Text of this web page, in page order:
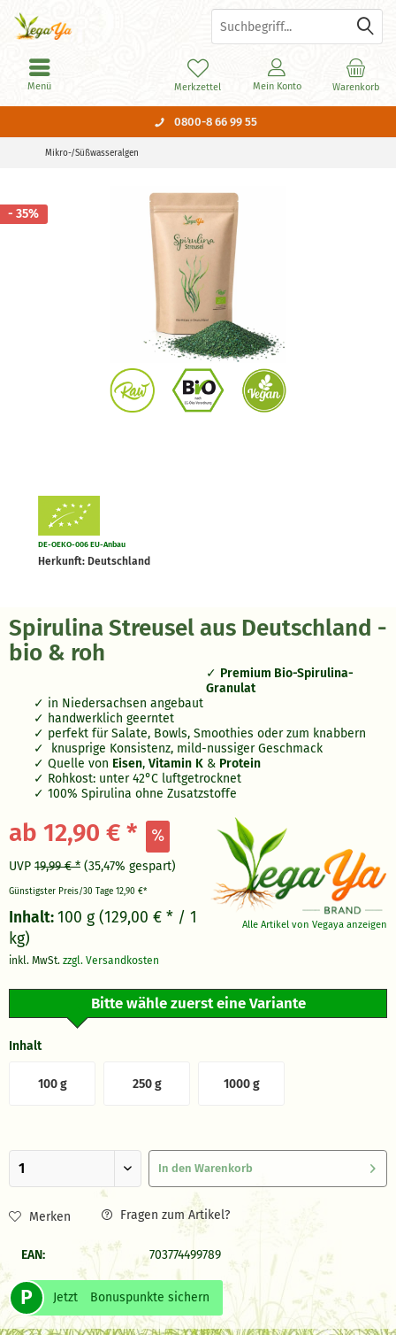
0800-8 66 99 55
Warenkorb
Merkzettel Mein Konto
Menü
Mikro-/Süßwasseralgen
- 35%
DE-OEKO-006 EU-Anbau
Herkunft: Deutschland
Spirulina Streusel aus Deutschland -
bio & roh
Premium Bio-Spirulina-
Granulat
in Niedersachsen angebaut
handwerklich geerntet
perfekt für Salate, Bowls, Smoothies oder zum knabbern
knusprige Konsistenz, mild-nussiger Geschmack
Quelle von Eisen, Vitamin K & Protein
Rohkost: unter 42°C luftgetrocknet
100% Spirulina ohne Zusatzstoffe
Alle Artikel von Vegaya anzeigen
ab 12,90 € *
UVP 19,99 € * (35,47% gespart)
Günstigster Preis/30 Tage 12,90 €*
Inhalt:100 g (129,00 € * / 1
kg)
inkl. MwSt. zzgl. Versandkosten
Bitte wähle zuerst eine Variante
Inhalt
100 g 250 g 1000 g
In den Warenkorb
Merken Fragen zum Artikel?
EAN: 703774499789
P Jetzt Bonuspunkte sichern